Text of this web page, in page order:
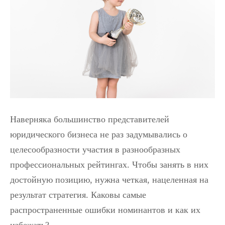
Наверняка большинство представителей
юридического бизнеса не раз задумывались о
целесообразности участия в разнообразных
профессиональных рейтингах. Чтобы занять в них
достойную позицию, нужна четкая, нацеленная на
результат стратегия. Каковы самые
распространенные ошибки номинантов и как их